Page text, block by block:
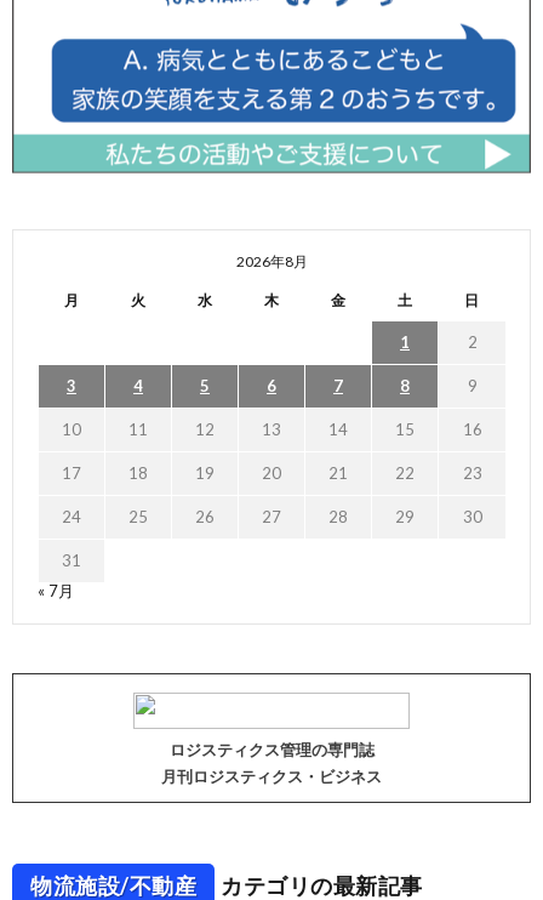
2026年8月
月 火 水 木 金 土 日
1 2
3 4 5 6 7 8 9
10 11 12 13 14 15 16
17 18 19 20 21 22 23
24 25 26 27 28 29 30
31
« 7月
ロジスティクス管理の専門誌
月刊ロジスティクス・ビジネス
物流施設/不動産 カテゴリの最新記事